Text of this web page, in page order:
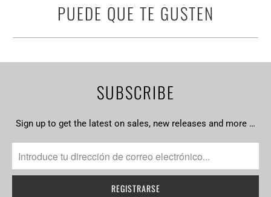
PUEDE QUE TE GUSTEN
SUBSCRIBE
Sign up to get the latest on sales, new releases and more …